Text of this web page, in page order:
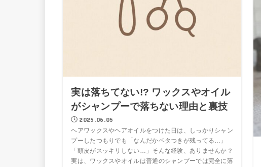
実は落ちてない!? ワックスやオイル
がシャンプーで落ちない理由と裏技
2025.06.05
ヘアワックスやヘアオイルをつけた日は、しっかりシャン
プーしたつもりでも「なんだかベタつきが残ってる…」
「頭皮がスッキリしない…」そんな経験、ありませんか？
実は、ワックスやオイルは普通のシャンプーでは完全に落